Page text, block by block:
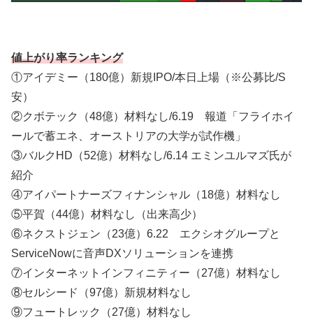
値上がり率ランキング
①アイデミー（180億）新規IPO/本日上場（※公募比/S
安）
②クボテック（48億）材料なし/6.19 報道「フライホイ
ールで蓄エネ、オーストリアの大学が試作機」
③バルクHD（52億）材料なし/6.14 エミンユルマズ氏が
紹介
④アイパートナーズフィナンシャル（18億）材料なし
⑤平賀（44億）材料なし（出来高少）
⑥ネクストジェン（23億）6.22 エクシオグループと
ServiceNowに音声DXソリューションを連携
⑦インターネットインフィニティー（27億）材料なし
⑧セルシード（97億）新規材料なし
⑨フュートレック（27億）材料なし